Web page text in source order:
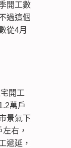
開工數
過這個
從4月
開工
萬戶
景氣下
右，
遞延，